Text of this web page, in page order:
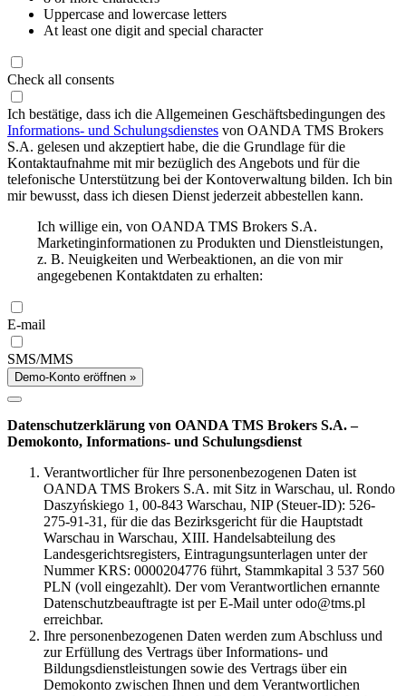
Uppercase and lowercase letters
At least one digit and special character
Check all consents
Ich bestätige, dass ich die Allgemeinen Geschäftsbedingungen des
Informations- und Schulungsdienstes von OANDA TMS Brokers
S.A. gelesen und akzeptiert habe, die die Grundlage für die
Kontaktaufnahme mit mir bezüglich des Angebots und für die
telefonische Unterstützung bei der Kontoverwaltung bilden. Ich bin
mir bewusst, dass ich diesen Dienst jederzeit abbestellen kann.
Ich willige ein, von OANDA TMS Brokers S.A.
Marketinginformationen zu Produkten und Dienstleistungen,
z. B. Neuigkeiten und Werbeaktionen, an die von mir
angegebenen Kontaktdaten zu erhalten:
E-mail
SMS/MMS
Demo-Konto eröffnen »
Datenschutzerklärung von OANDA TMS Brokers S.A. –
Demokonto, Informations- und Schulungsdienst
Verantwortlicher für Ihre personenbezogenen Daten ist
OANDA TMS Brokers S.A. mit Sitz in Warschau, ul. Rondo
Daszyńskiego 1, 00-843 Warschau, NIP (Steuer-ID): 526-
275-91-31, für die das Bezirksgericht für die Hauptstadt
Warschau in Warschau, XIII. Handelsabteilung des
Landesgerichtsregisters, Eintragungsunterlagen unter der
Nummer KRS: 0000204776 führt, Stammkapital 3 537 560
PLN (voll eingezahlt). Der vom Verantwortlichen ernannte
Datenschutzbeauftragte ist per E-Mail unter odo@tms.pl
erreichbar.
Ihre personenbezogenen Daten werden zum Abschluss und
zur Erfüllung des Vertrags über Informations- und
Bildungsdienstleistungen sowie des Vertrags über ein
Demokonto zwischen Ihnen und dem Verantwortlichen